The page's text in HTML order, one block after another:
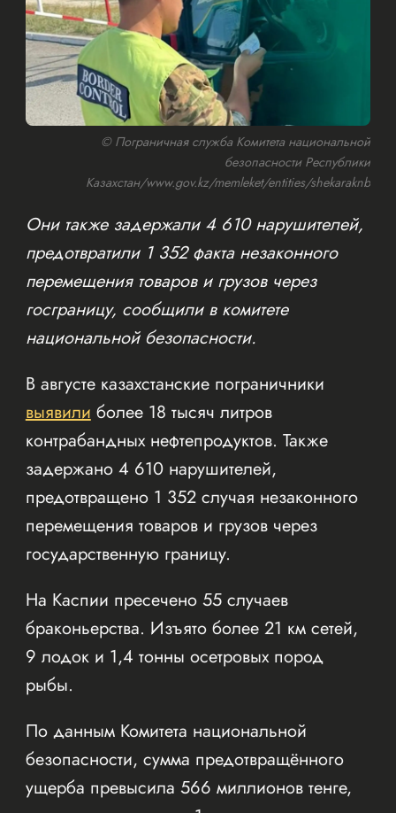
© Пограничная служба Комитета национальной
безопасности Республики
Казахстан/www.gov.kz/memleket/entities/shekaraknb
Они также задержали 4 610 нарушителей,
предотвратили 1 352 факта незаконного
перемещения товаров и грузов через
госграницу, сообщили в комитете
национальной безопасности.
В августе казахстанские пограничники
выявилиболее 18 тысяч литров
контрабандных нефтепродуктов. Также
задержано 4 610 нарушителей,
предотвращено 1 352 случая незаконного
перемещения товаров и грузов через
государственную границу.
На Каспии пресечено 55 случаев
браконьерства. Изъято более 21 км сетей,
9 лодок и 1,4 тонны осетровых пород
рыбы.
По данным Комитета национальной
безопасности, сумма предотвращённого
ущерба превысила 566 миллионов тенге,